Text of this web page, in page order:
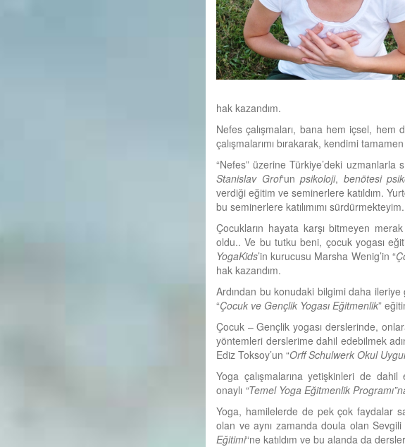
hak kazandım.
Nefes çalışmaları, bana hem içsel, hem
çalışmalarımı bırakarak, kendimi
“Nefes” üzerine Türkiye’deki uzmanlarla
Stanislav Grof‘unpsikoloji, benötesi
verdiği eğitim ve seminerlere katıldım.
bu seminerlere katılımımı sürdürmekteyim.
Çocukların hayata karşı bitmeyen
oldu.. Ve bu tutku beni, çocuk yogası
YogaKids’in kurucusu Marsha Wenig’in “
hak kazandım.
Ardından bu konudaki bilgimi daha
“Çocuk ve Gençlik Yogası Eğitmenlik”
Çocuk – Gençlik yogası derslerinde,
yöntemleri derslerime dahil edebilmek
Ediz Toksoy’un “Orff Schulwerk Okul
Yoga çalışmalarına yetişkinleri de dahil
onaylı “Temel Yoga Eğitmenlik
Yoga, hamilelerde de pek çok faydalar
olan ve aynı zamanda doula olan Sevgili
Eğitimi“ne katıldım ve bu alanda da